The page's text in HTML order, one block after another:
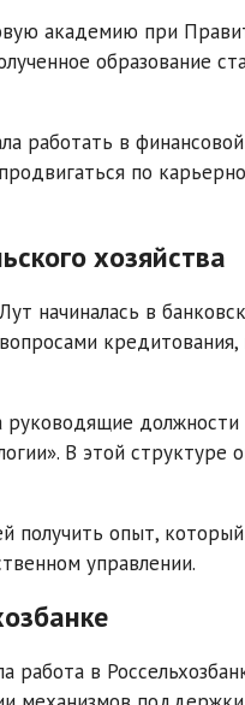
академию при
образование
работать в
по
хозяйства
начиналась в
руководящие
В этой
получить опыт,
управлении.
в